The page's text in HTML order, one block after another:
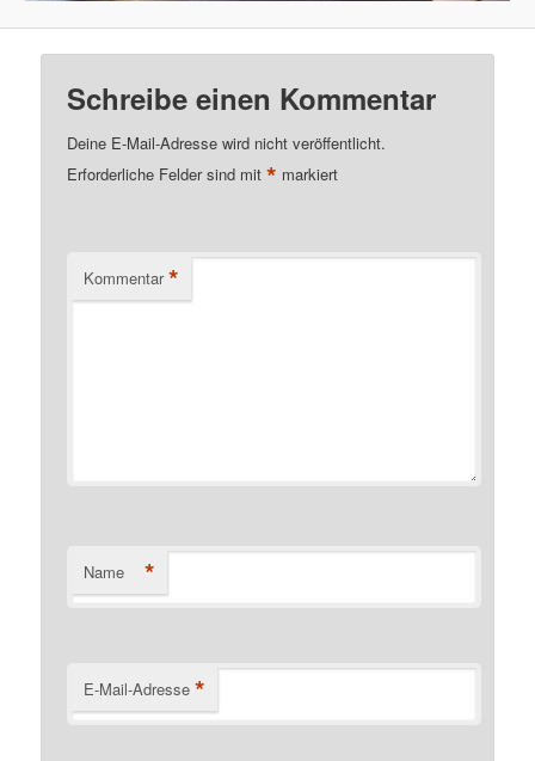
Schreibe einen Kommentar
Deine E-Mail-Adresse wird nicht veröffentlicht.
Erforderliche Felder sind mit* markiert
Kommentar *
Name *
E-Mail-Adresse *